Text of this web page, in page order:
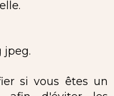
jpeg.
si vous êtes un